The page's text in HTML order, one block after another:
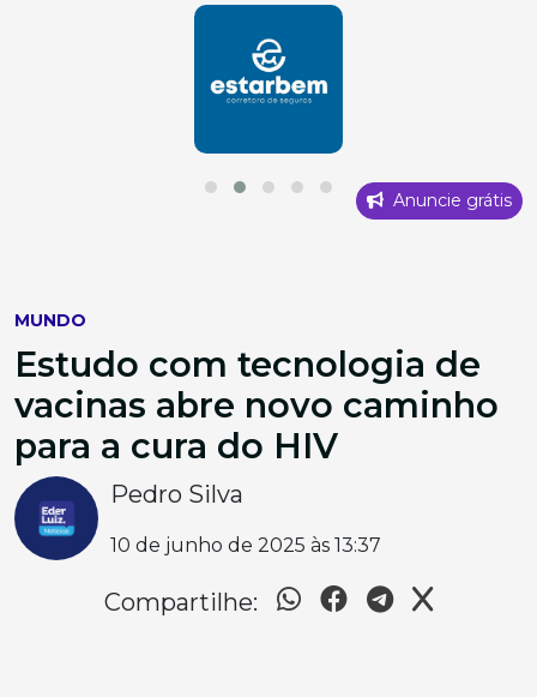
Anuncie grátis
MUNDO
Estudo com tecnologia de
vacinas abre novo caminho
para a cura do HIV
Pedro Silva
10 de junho de 2025 às 13:37
Compartilhe: